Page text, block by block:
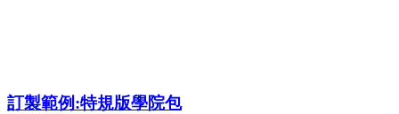
訂製範例:特規版學院包